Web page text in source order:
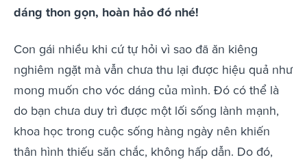
dáng thon gọn, hoàn hảo đó nhé!
Con gái nhiều khi cứ tự hỏi vì sao đã ăn kiêng
nghiêm ngặt mà vẫn chưa thu lại được hiệu quả như
mong muốn cho vóc dáng của mình. Đó có thể là
do bạn chưa duy trì được một lối sống lành mạnh,
khoa học trong cuộc sống hàng ngày nên khiến
thân hình thiếu săn chắc, không hấp dẫn. Do đó,